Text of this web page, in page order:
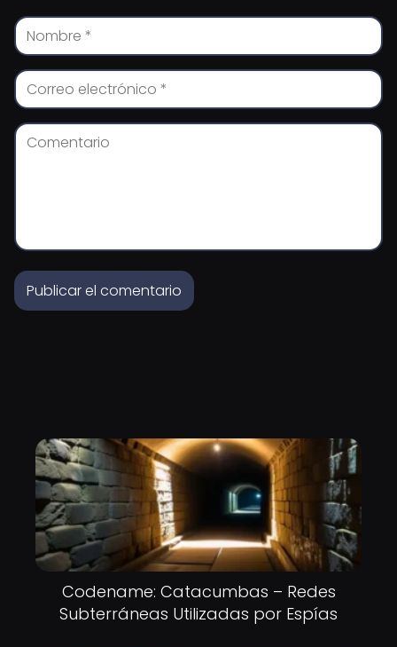
Codename: Catacumbas – Redes
Subterráneas Utilizadas por Espías